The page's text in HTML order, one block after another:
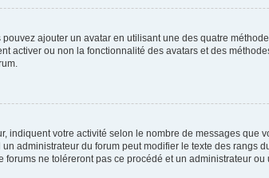
ajouter un avatar en utilisant une des quatre
activer ou non la fonctionnalité des avatars et des
indiquent votre activité selon le nombre de messages
administrateur du forum peut modifier le texte des rangs
ne toléreront pas ce procédé et un administrateur